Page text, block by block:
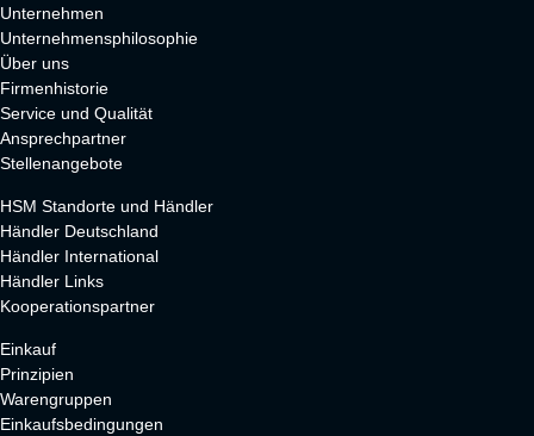
Unternehmen
Unternehmensphilosophie
Über uns
Firmenhistorie
Service und Qualität
Ansprechpartner
Stellenangebote
HSM Standorte und Händler
Händler Deutschland
Händler International
Händler Links
Kooperationspartner
Einkauf
Prinzipien
Warengruppen
Einkaufsbedingungen